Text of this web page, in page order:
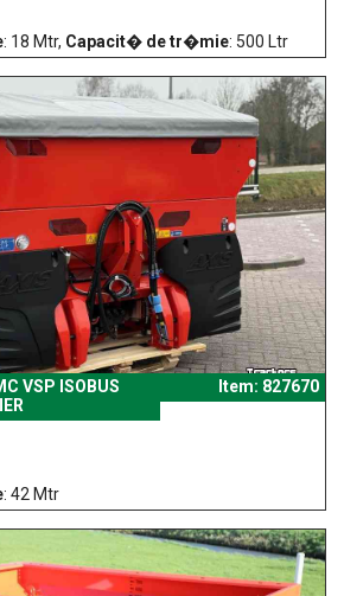
: 18 Mtr, Capacit� de tr�mie: 500 Ltr
VSP ISOBUS
Item: 827670
: 42 Mtr